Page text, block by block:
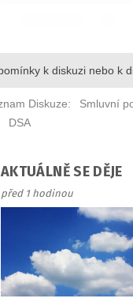
AKTUÁLNĚ SE DĚJE
před 1 hodinou